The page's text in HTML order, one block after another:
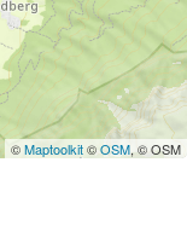
©Maptoolkit©OSM, © OSM